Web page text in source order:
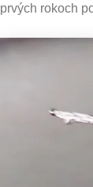
prvých rokoch